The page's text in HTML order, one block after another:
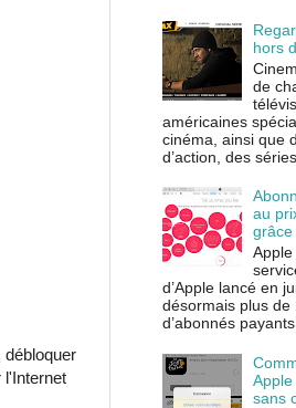
l'Internet
hors
de
américaines
cinéma, ainsi que
d’action, des séries
au
grâce
d’Apple lancé en
désormais plus de
d’abonnés
sans